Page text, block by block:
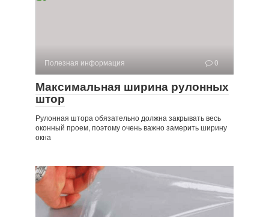
Полезная информация 0
Максимальная ширина рулонных
штор
Рулонная штора обязательно должна закрывать весь
оконный проем, поэтому очень важно замерить ширину
окна